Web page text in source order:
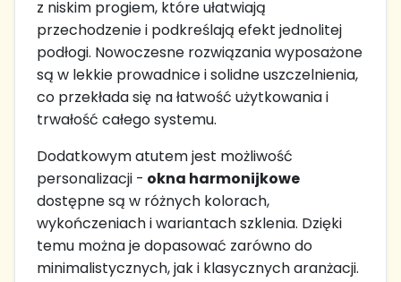
z niskim progiem, które ułatwiają
przechodzenie i podkreślają efekt jednolitej
podłogi. Nowoczesne rozwiązania wyposażone
są w lekkie prowadnice i solidne uszczelnienia,
co przekłada się na łatwość użytkowania i
trwałość całego systemu.
Dodatkowym atutem jest możliwość
personalizacji - okna harmonijkowe
dostępne są w różnych kolorach,
wykończeniach i wariantach szklenia. Dzięki
temu można je dopasować zarówno do
minimalistycznych, jak i klasycznych aranżacji.